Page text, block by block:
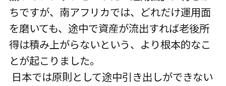
ちですが、南アフリカでは、どれだけ運用面
を磨いても、途中で資産が流出すれば老後所
得は積み上がらないという、より根本的なこ
とが起こりました。
日本では原則として途中引き出しができない